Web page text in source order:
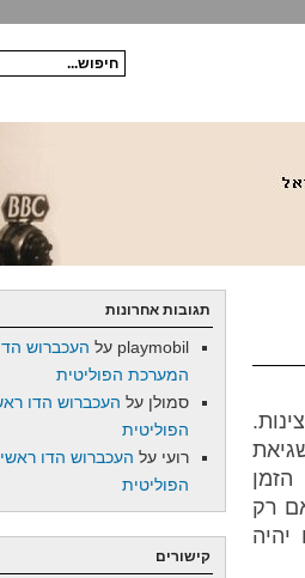
רק
יהיה
תגובות אחרונות
playmobil על העכברוש
המערכת הפוליטית
סמולן על העכברוש הדו
הפוליטית
רועי על העכברוש הדו
הפוליטית
קישורים